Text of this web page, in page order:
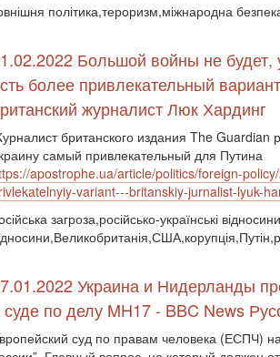
політика,тероризм,міжнародна
Большой войны не будет,
более привлекатель­ный
журналист Люк Хардинг
британского издания The Guardian
самый привлекательный для Путина
apostrophe.ua/article/politics/foreign-
variant---britanskiy-jurnalist-lyuk-
загроза,російсько-українські
Украина и Нидерланды
суде по делу MH17 - BBC News
суд по правам человека (ЕСПЧ)